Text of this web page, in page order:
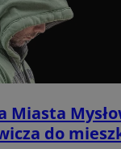
Miasta
do